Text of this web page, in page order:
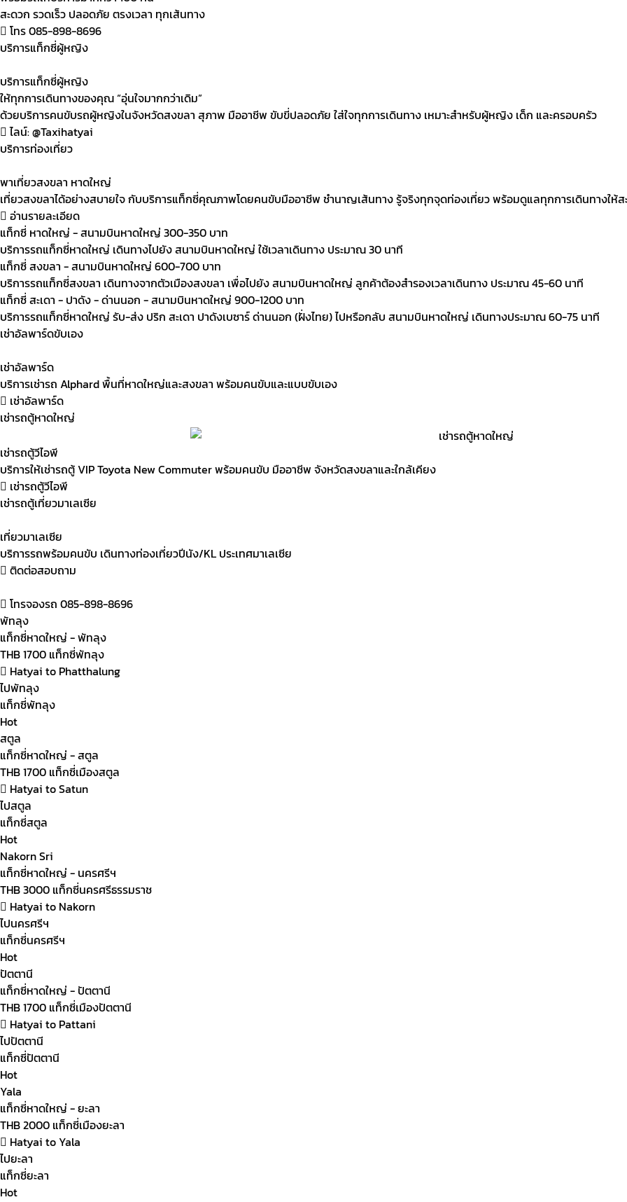
สะดวก รวดเร็ว ปลอดภัย ตรงเวลา ทุกเส้นทาง
โทร 085-898-8696
บริการแท็กซี่ผู้หญิง
บริการแท็กซี่ผู้หญิง
ให้ทุกการเดินทางของคุณ “อุ่นใจมากกว่าเดิม”
ด้วยบริการคนขับรถผู้หญิงในจังหวัดสงขลา สุภาพ มืออาชีพ ขับขี่ปลอดภัย ใส่ใจทุกการเดินทาง เหมาะสำหรับผู้หญิง เด็ก และครอบครัว
ไลน์: @Taxihatyai
บริการท่องเที่ยว
พาเที่ยวสงขลา หาดใหญ่
เที่ยวสงขลาได้อย่างสบายใจ กับบริการแท็กซี่คุณภาพโดยคนขับมืออาชีพ ชำนาญเส้นทาง รู้จริงทุกจุดท่องเที่ยว พร้อมดูแลทุกการเดินทางให้
อ่านรายละเอียด
แท็กซี่ หาดใหญ่ - สนามบินหาดใหญ่ 300-350 บาท
บริการรถแท็กซี่หาดใหญ่ เดินทางไปยัง สนามบินหาดใหญ่ ใช้เวลาเดินทาง ประมาณ 30 นาที
แท็กซี่ สงขลา - สนามบินหาดใหญ่ 600-700 บาท
บริการรถแท็กซี่สงขลา เดินทางจากตัวเมืองสงขลา เพื่อไปยัง สนามบินหาดใหญ่ ลูกค้าต้องสำรองเวลาเดินทาง ประมาณ 45-60 นาที
แท็กซี่ สะเดา - ปาดัง - ด่านนอก - สนามบินหาดใหญ่ 900-1200 บาท
บริการรถแท็กซี่หาดใหญ่ รับ-ส่ง ปริก สะเดา ปาดังเบซาร์ ด่านนอก (ฝั่งไทย) ไปหรือกลับ สนามบินหาดใหญ่ เดินทางประมาณ 60-75 นาที
เช่าอัลพาร์ดขับเอง
เช่าอัลพาร์ด
บริการเช่ารถ Alphard พื้นที่หาดใหญ่และสงขลา พร้อมคนขับและแบบขับเอง
เช่าอัลพาร์ด
เช่ารถตู้หาดใหญ่
เช่ารถตู้วีไอพี
บริการให้เช่ารถตู้ VIP Toyota New Commuter พร้อมคนขับ มืออาชีพ จังหวัดสงขลาและใกล้เคียง
เช่ารถตู้วีไอพี
เช่ารถตู้เที่ยวมาเลเซีย
เที่ยวมาเลเซีย
บริการรถพร้อมคนขับ เดินทางท่องเที่ยวปีนัง/KL ประเทศมาเลเซีย
ติดต่อสอบถาม
โทรจองรถ 085-898-8696
พัทลุง
แท็กซี่หาดใหญ่ - พัทลุง
THB1700 แท็กซี่พัทลุง
Hatyai to Phatthalung
ไปพัทลุง
แท็กซี่พัทลุง
Hot
สตูล
แท็กซี่หาดใหญ่ - สตูล
THB1700 แท็กซี่เมืองสตูล
Hatyai to Satun
ไปสตูล
แท็กซี่สตูล
Hot
Nakorn Sri
แท็กซี่หาดใหญ่ - นครศรีฯ
THB3000 แท็กซี่นครศรีธรรมราช
Hatyai to Nakorn
ไปนครศรีฯ
แท็กซี่นครศรีฯ
Hot
ปัตตานี
แท็กซี่หาดใหญ่ - ปัตตานี
THB1700 แท็กซี่เมืองปัตตานี
Hatyai to Pattani
ไปปัตตานี
แท็กซี่ปัตตานี
Hot
Yala
แท็กซี่หาดใหญ่ - ยะลา
THB2000 แท็กซี่เมืองยะลา
Hatyai to Yala
ไปยะลา
แท็กซี่ยะลา
Hot